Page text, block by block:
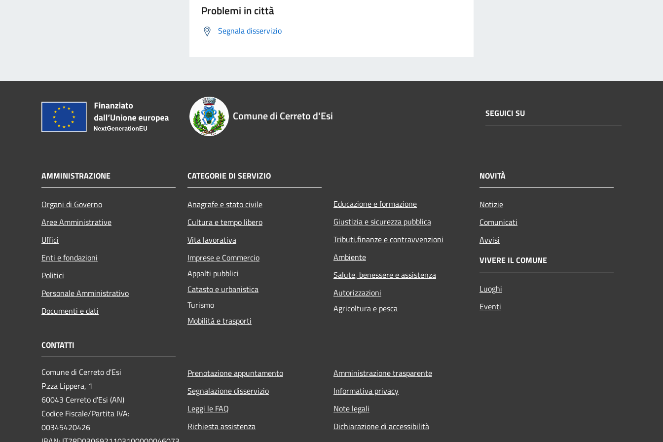
Problemi in città
Segnala disservizio
Comune di Cerreto d'Esi SEGUICI SU
AMMINISTRAZIONE
Organi di Governo
Aree Amministrative
Uffici
Enti e fondazioni
Politici
Personale Amministrativo
Documenti e dati
CATEGORIE DI SERVIZIO
Anagrafe e stato civile
Cultura e tempo libero
Vita lavorativa
Imprese e Commercio
Appalti pubblici
Catasto e urbanistica
Turismo
Mobilità e trasporti
Educazione e formazione
Giustizia e sicurezza pubblica
Tributi,finanze e contravvenzioni
Ambiente
Salute, benessere e assistenza
Autorizzazioni
Agricoltura e pesca
NOVITÀ
Notizie
Comunicati
Avvisi
VIVERE IL COMUNE
Luoghi
Eventi
CONTATTI
Comune di Cerreto d'Esi
P.zza Lippera, 1
60043 Cerreto d'Esi (AN)
Codice Fiscale/Partita IVA:
00345420426
Prenotazione appuntamento
Segnalazione disservizio
Leggi le FAQ
Richiesta assistenza
Amministrazione trasparente
Informativa privacy
Note legali
Dichiarazione di accessibilità